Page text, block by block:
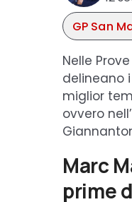
GP San
Nelle
delineano
miglior
ovvero
Marc
prime